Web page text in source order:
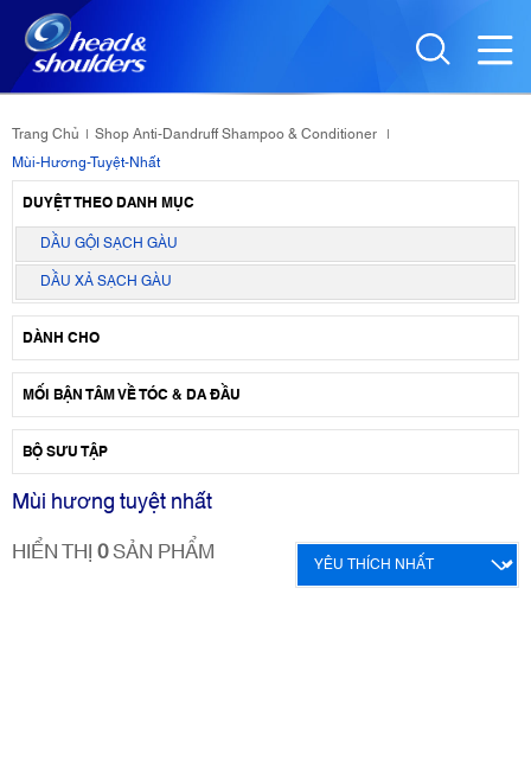
Trang Chủ | Shop Anti-Dandruff Shampoo & Conditioner |
Mùi-Hương-Tuyệt-Nhất
DUYỆT THEO DANH MỤC
DẦU GỘI SẠCH GÀU
DẦU XẢ SẠCH GÀU
DÀNH CHO
MỐI BẬN TÂM VỀ TÓC & DA ĐẦU
BỘ SƯU TẬP
Mùi hương tuyệt nhất
HIỂN THỊ0SẢN PHẨM